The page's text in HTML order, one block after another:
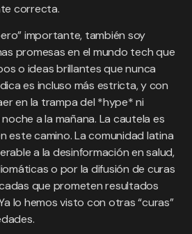
correcta.
importante, también soy
promesas en el mundo tech que
o ideas brillantes que nunca
es incluso más estricta, y con
en la trampa del *hype* ni
a la mañana. La cautela es
este camino. La comunidad latina
a la desinformación en salud,
o por la difusión de curas
que prometen resultados
lo hemos visto con otras “curas”